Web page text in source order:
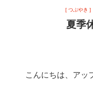
[ つぶやき ]
夏季
こんにちは、アッ